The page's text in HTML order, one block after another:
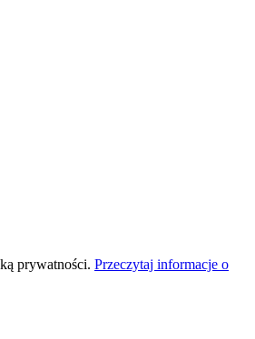
prywatności. Przeczytaj informacje o